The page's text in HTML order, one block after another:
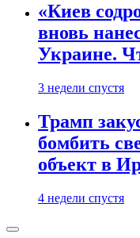
«Киев
вновь
Украине.
3 недели спустя
Трамп
бомбить
объект в
4 недели спустя